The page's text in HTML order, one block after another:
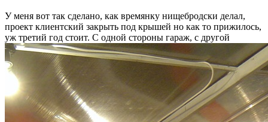
У меня вот так сделано, как времянку нищебродски делал,
проект клиентский закрыть под крышей но как то прижилось,
уж третий год стоит. С одной стороны гараж, с другой